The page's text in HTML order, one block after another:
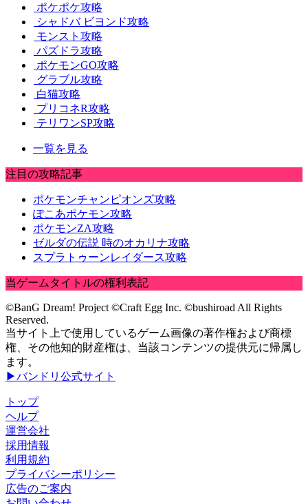
ポケポケ攻略
シャドバ ビヨンド攻略
モンスト攻略
パズドラ攻略
ポケモンGO攻略
グラブル攻略
白猫攻略
プリコネR攻略
テリワンSP攻略
一覧を見る
注目の攻略記事
ポケモンチャンピオンズ攻略
ぽこあポケモン攻略
ポケモンZA攻略
ゼルダの伝説 時のオカリナ攻略
スプラトゥーンレイダース攻略
当ゲームタイトルの権利表記
©BanG Dream! Project ©Craft Egg Inc. ©bushiroad All Rights
Reserved.
当サイト上で使用しているゲーム画像の著作権および商標
権、その他知的財産権は、当該コンテンツの提供元に帰属し
ます。
▶バンドリ公式サイト
トップ
ヘルプ
運営会社
採用情報
利用規約
プライバシーポリシー
広告のご案内